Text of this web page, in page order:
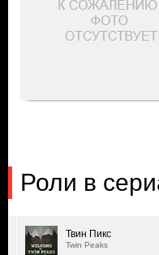
Роли в
Твин Пикс
Twin Peaks